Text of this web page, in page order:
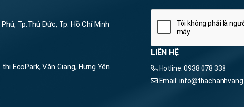
Tp.Thủ Đức, Tp. Hồ Chí Minh
EcoPark, Văn Giang, Hưng Yên
LIÊN HỆ
Hotline: 0938 078 338
Email: